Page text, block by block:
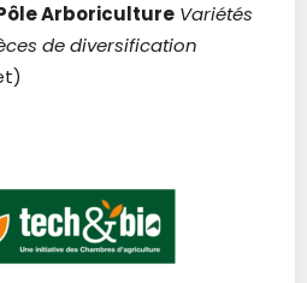
Pôle Arboriculture Variétés
de diversification